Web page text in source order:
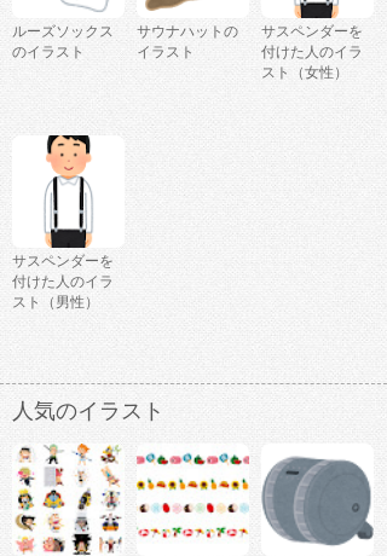
ルーズソックス
のイラスト
サウナハットの
イラスト
サスペンダーを
付けた人のイラ
スト（女性）
サスペンダーを
付けた人のイラ
スト（男性）
人気のイラスト